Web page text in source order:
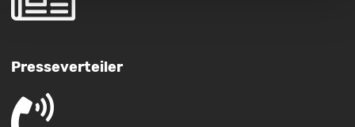
Presseverteiler